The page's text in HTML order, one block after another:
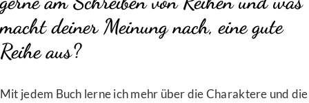
macht deiner Meinung nach, eine gute
Reihe aus?
Mit jedem Buch lerne ich mehr über die Charaktere und die